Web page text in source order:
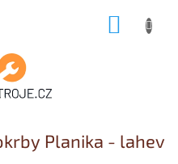
Planika - lahev